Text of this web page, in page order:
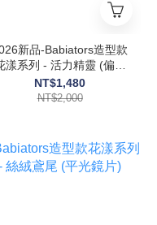
新品-Babiators造型款
漾系列 - 活力精靈 (偏光
鏡片) 6歲以上
NT$1,480
NT$2,000